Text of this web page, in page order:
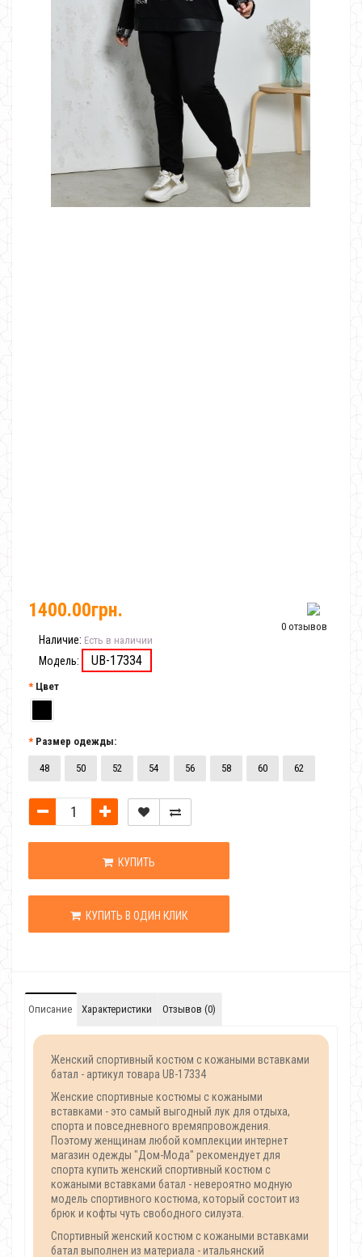
0 отзывов
1400.00грн.
Наличие: Есть в наличии
Модель: UB-17334
Цвет
Размер одежды:
48 50 52 54 56 58 60 62
КУПИТЬ
КУПИТЬ В ОДИН КЛИК
Описание Характеристики Отзывов (0)
Женский спортивный костюм с кожаными вставками
батал - артикул товара UB-17334
Женские спортивные костюмы с кожаными
вставками - это самый выгодный лук для отдыха,
спорта и повседневного времяпровождения.
Поэтому женщинам любой комплекции интернет
магазин одежды "Дом-Мода" рекомендует для
спорта купить женский спортивный костюм с
кожаными вставками батал - невероятно модную
модель спортивного костюма, который состоит из
брюк и кофты чуть свободного силуэта.
Спортивный женский костюм с кожаными вставками
батал выполнен из материала - итальянский